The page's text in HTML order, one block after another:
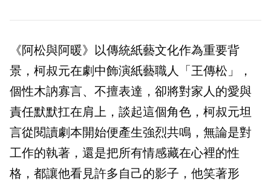
《阿松與阿暖》以傳統紙藝文化作為重要背
景，柯叔元在劇中飾演紙藝職人「王傳松」，
個性木訥寡言、不擅表達，卻將對家人的愛與
責任默默扛在肩上，談起這個角色，柯叔元坦
言從閱讀劇本開始便產生強烈共鳴，無論是對
工作的執著，還是把所有情感藏在心裡的性
格，都讓他看見許多自己的影子，他笑著形